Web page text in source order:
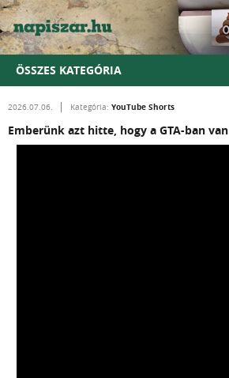
ÖSSZES KATEGÓRIA
2026.07.06. Kategória: YouTube Shorts
Emberünk azt hitte, hogy a GTA-ban van